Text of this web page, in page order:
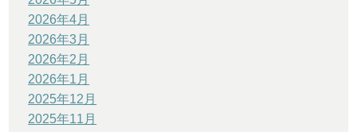
2026年4月
2026年3月
2026年2月
2026年1月
2025年12月
2025年11月